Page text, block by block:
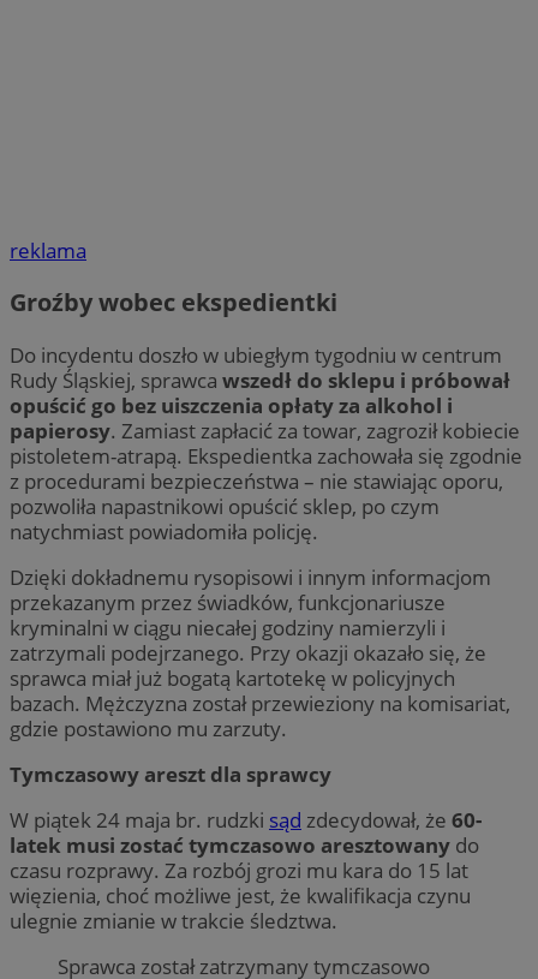
reklama
Groźby wobec ekspedientki
Do incydentu doszło w ubiegłym tygodniu w centrum
Rudy Śląskiej, sprawca wszedł do sklepu i próbował
opuścić go bez uiszczenia opłaty za alkohol i
papierosy. Zamiast zapłacić za towar, zagroził kobiecie
pistoletem-atrapą. Ekspedientka zachowała się zgodnie
z procedurami bezpieczeństwa – nie stawiając oporu,
pozwoliła napastnikowi opuścić sklep, po czym
natychmiast powiadomiła policję.
Dzięki dokładnemu rysopisowi i innym informacjom
przekazanym przez świadków, funkcjonariusze
kryminalni w ciągu niecałej godziny namierzyli i
zatrzymali podejrzanego. Przy okazji okazało się, że
sprawca miał już bogatą kartotekę w policyjnych
bazach. Mężczyzna został przewieziony na komisariat,
gdzie postawiono mu zarzuty.
Tymczasowy areszt dla sprawcy
W piątek 24 maja br. rudzki sąd zdecydował, że 60-
latek musi zostać tymczasowo aresztowany do
czasu rozprawy. Za rozbój grozi mu kara do 15 lat
więzienia, choć możliwe jest, że kwalifikacja czynu
ulegnie zmianie w trakcie śledztwa.
Sprawca został zatrzymany tymczasowo